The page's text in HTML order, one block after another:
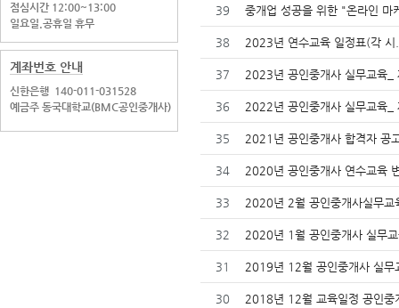
점심시간 12:00~13:00
일요일.공휴일 휴무
계좌번호 안내
신한은행 140-011-031528
예금주 동국대학교(BMC공인중개사)
39 중개업 성공을 위한 "온라인 마
38 2023년 연수교육 일정표(각 시
37 2023년 공인중개사 실무교육_
36 2022년 공인중개사 실무교육_
35 2021년 공인중개사 합격자 공
34 2020년 공인중개사 연수교육
33 2020년 2월 공인중개사실무
32 2020년 1월 공인중개사 실무
31 2019년 12월 공인중개사 실무
30 2018년 12월 교육일정 공인중